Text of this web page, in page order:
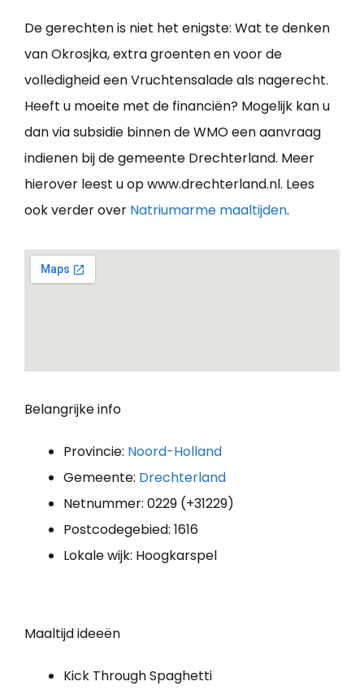
De gerechten is niet het enigste: Wat te denken
van Okrosjka, extra groenten en voor de
volledigheid een Vruchtensalade als nagerecht.
Heeft u moeite met de financiën? Mogelijk kan u
dan via subsidie binnen de WMO een aanvraag
indienen bij de gemeente Drechterland. Meer
hierover leest u op www.drechterland.nl. Lees
ook verder over Natriumarme maaltijden.
Belangrijke info
Provincie: Noord-Holland
Gemeente: Drechterland
Netnummer: 0229 (+31229)
Postcodegebied: 1616
Lokale wijk: Hoogkarspel
Maaltijd ideeën
Kick Through Spaghetti